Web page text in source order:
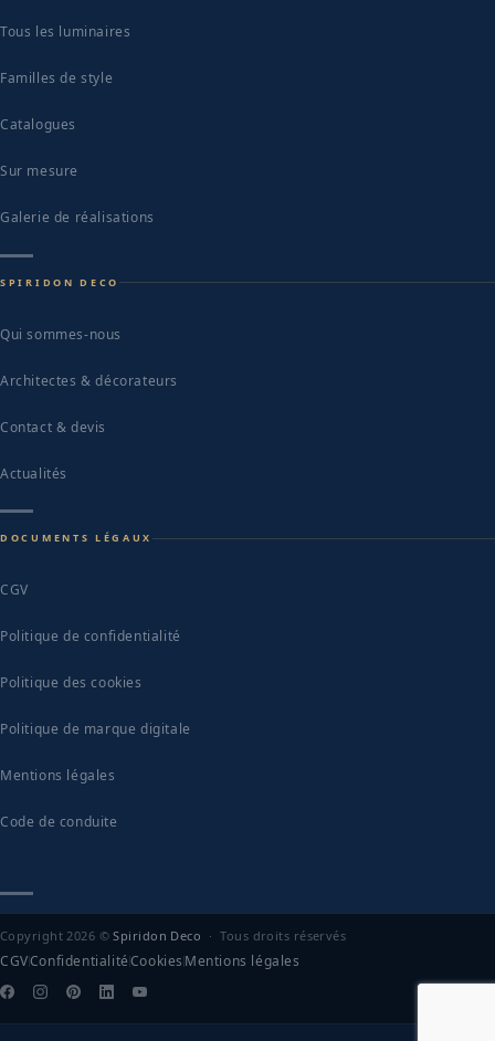
Tous les luminaires
Familles de style
Catalogues
Sur mesure
Galerie de réalisations
SPIRIDON DECO
Qui sommes-nous
Architectes & décorateurs
Contact & devis
Actualités
DOCUMENTS LÉGAUX
CGV
Politique de confidentialité
Politique des cookies
Politique de marque digitale
Mentions légales
Code de conduite
Copyright 2026 ©Spiridon Deco · Tous droits réservés
CGVConfidentialitéCookiesMentions légales